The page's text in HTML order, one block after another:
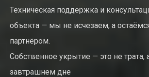
Техническая поддержка и
объекта — мы не исчезаем, а
партнёром.
Собственное укрытие — это не трата,
завтрашнем дне